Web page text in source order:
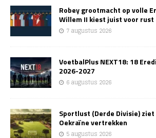
Robey grootmacht op volle
Willem II kiest juist voor rust
7 augustus 2026
VoetbalPlus NEXT18: 18
2026-2027
6 augustus 2026
Sportlust (Derde Divisie)
Oekraïne vertrekken
5 augustus 2026